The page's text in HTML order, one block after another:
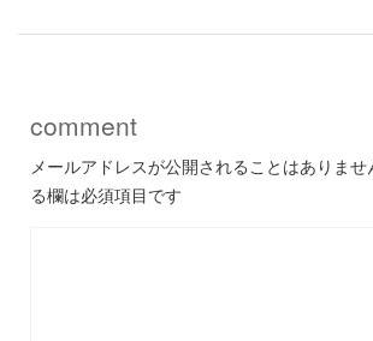
comment
メールアドレスが公開されることはありませ
る欄は必須項目です